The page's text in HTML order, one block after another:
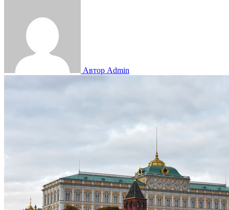
Автор Admin